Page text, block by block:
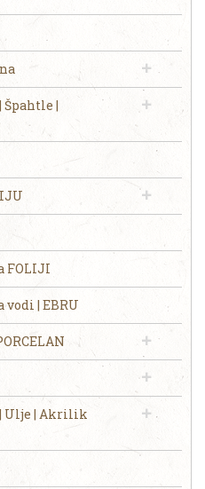
Špahtle |
FOLIJI
| EBRU
| Ulje | Akrilik